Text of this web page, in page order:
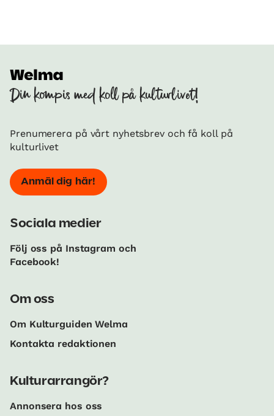
Din kompis med koll på kulturlivet!
Prenumerera på vårt nyhetsbrev och få koll på
kulturlivet
Anmäl dig här!
Sociala medier
Följ oss på Instagram och
Facebook!
Om oss
Om Kulturguiden Welma
Kontakta redaktionen
Kulturarrangör?
Annonsera hos oss